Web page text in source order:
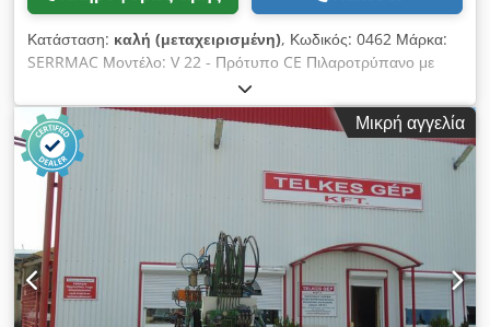
Κατάσταση: καλή (μεταχειρισμένη), Κωδικός: 0462 Μάρκα:
SERRMAC Μοντέλο: V 22 - Πρότυπο CE Πιλαροτρύπανο με
περιστρεφόμενη τράπεζα, κατάλληλο για μηχανουργεία,
εργαστήρια, ξυλουργεία και άλλες εφαρμογές - Πρότυπο CE
Τεχνικά χαρακτηριστικά: Ανθεκτική κατασκευή Ικανότητα
διάτρησης σε χάλυβα, διάμετρος 22 mm Κωνικότητα άξονα:
cm2 Διαδρομή άξονα: 90 mm Διάμετρος στήλης: 98 mm
Απόσταση από τη στήλη έως το κέντρο του άξονα: 201 mm
Διαστάσεις τραπεζιού: 350 x 250 mm Ταχύτητα άξονα:
255/380/420/560/630/660/950/990/1090/2380/2590/3850
στροφές ανά λεπτό Ισχύς κινητήρα: 0,55 Kw Συνολικές
διαστάσεις: 400 x 750 x 1700 mm (ύψος) Βάρος: 170 kg
Dkodpfjzp Exzsx Acqor
Μικρή αγγελία